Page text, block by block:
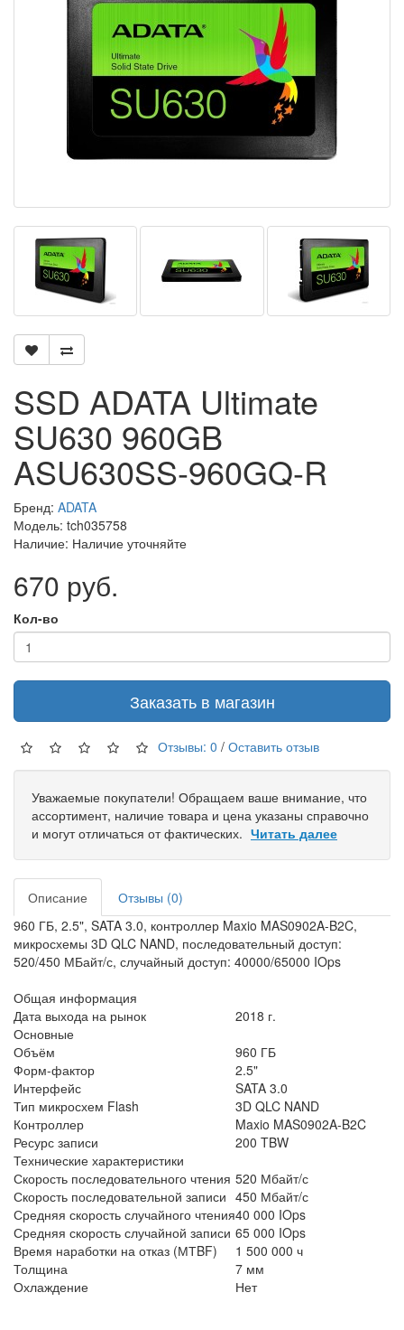
SSD ADATA Ultimate
SU630 960GB
ASU630SS-960GQ-R
Бренд: ADATA
Модель: tch035758
Наличие: Наличие уточняйте
670 руб.
Кол-во
Заказать в магазин
Отзывы: 0 / Оставить отзыв
Уважаемые покупатели! Обращаем ваше внимание, что
ассортимент, наличие товара и цена указаны справочно
и могут отличаться от фактических. Читать далее
Описание
Отзывы (0)
960 ГБ, 2.5", SATA 3.0, контроллер Maxio MAS0902A-B2C,
микросхемы 3D QLC NAND, последовательный доступ:
520/450 МБайт/с, случайный доступ: 40000/65000 IOps
Общая информация
Дата выхода на рынок
2018 г.
Основные
Объём
960 ГБ
Форм-фактор
2.5"
Интерфейс
SATA 3.0
Тип микросхем Flash
3D QLC NAND
Контроллер
Maxio MAS0902A-B2C
Ресурс записи
200 TBW
Технические характеристики
Скорость последовательного чтения 520 Мбайт/с
Скорость последовательной записи 450 Мбайт/с
Средняя скорость случайного чтения40 000 IOps
Средняя скорость случайной записи 65 000 IOps
Время наработки на отказ (МТBF)
1 500 000 ч
Толщина
7 мм
Охлаждение
Нет